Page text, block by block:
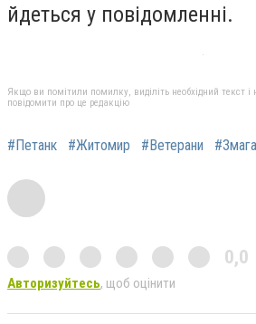
йдеться у повідомленні.
Якщо ви помітили помилку, виділіть необхідний текст і
повідомити про це редакцію
#Петанк #Житомир #Ветерани
0,0
Авторизуйтесь, щоб оцінити